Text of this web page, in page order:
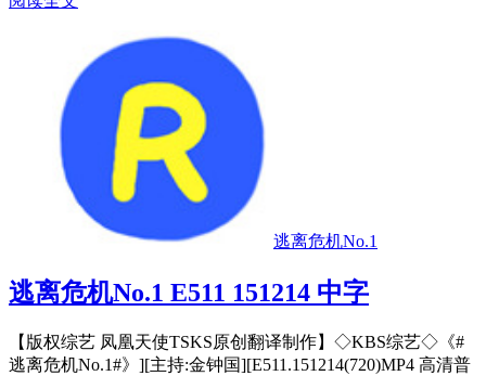
逃离危机No.1
逃离危机No.1 E511 151214 中字
【版权综艺 凤凰天使TSKS原创翻译制作】◇KBS综艺◇《#
逃离危机No.1#》][主持:金钟国][E511.151214(720)MP4 高清普